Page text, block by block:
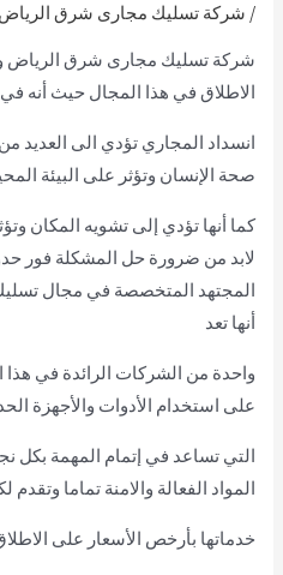
/ شركة تسليك مجارى شرق الرياض
شركة تسليك مجارى شرق الرياض
الاطلاق في هذا المجال حيث أنه
انسداد المجاري تؤدي الى العديد
صحة الإنسان وتؤثر على البيئة
كما أنها تؤدي إلى تشويه المكان
لابد من ضرورة حل المشكلة فور
المجتهد المتخصصة في مجال
أنها تعد
واحدة من الشركات الرائدة في
على استخدام الأدوات والأجهزة
التي تساعد في إتمام المهمة بكل
المواد الفعالة والامنة تماما وتقدم
خدماتها بأرخص الأسعار على